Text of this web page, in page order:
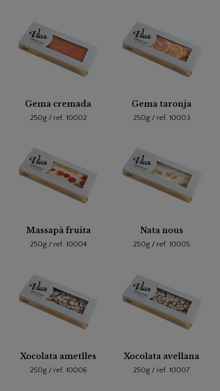
Gema cremada
250g / ref. 10002
Gema taronja
250g / ref. 10003
Massapà fruita
250g / ref. 10004
Nata nous
250g / ref. 10005
Xocolata ametlles
250g / ref. 10006
Xocolata avellana
250g / ref. 10007